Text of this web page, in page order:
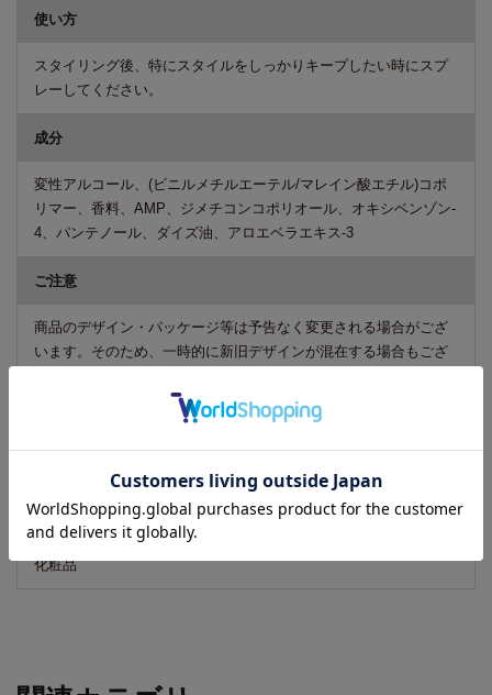
使い方
スタイリング後、特にスタイルをしっかりキープしたい時にスプ
レーしてください。
成分
変性アルコール、(ビニルメチルエーテル/マレイン酸エチル)コポ
リマー、香料、AMP、ジメチコンコポリオール、オキシベンゾン-
4、パンテノール、ダイズ油、アロエベラエキス-3
ご注意
商品のデザイン・パッケージ等は予告なく変更される場合がござ
います。そのため、一時的に新旧デザインが混在する場合もござ
区分
化粧品